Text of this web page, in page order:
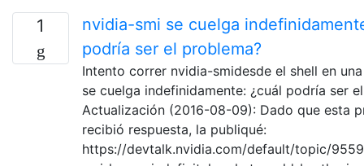
1
nvidia-smi se cuelga
podría ser el problema?
Intento correr nvidia-smidesde el shell en
se cuelga indefinidamente: ¿cuál podría ser
Actualización (2016-08-09): Dado que esta
recibió respuesta, la publiqué:
https://devtalk.nvidia.com/default/topic/